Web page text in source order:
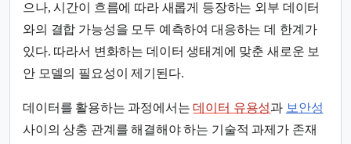
으나, 시간이 흐름에 따라 새롭게 등장하는 외부 데이터
와의 결합 가능성을 모두 예측하여 대응하는 데 한계가
있다. 따라서 변화하는 데이터 생태계에 맞춘 새로운 보
안 모델의 필요성이 제기된다.
데이터를 활용하는 과정에서는데이터 유용성과 보안성
사이의 상충 관계를 해결해야 하는 기술적 과제가 존재